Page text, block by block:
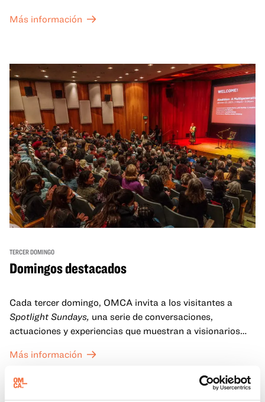
Más información
TERCER DOMINGO
Domingos destacados
Cada tercer domingo, OMCA invita a los visitantes a
Spotlight Sundays, una serie de conversaciones,
actuaciones y experiencias que muestran a visionarios
Más información